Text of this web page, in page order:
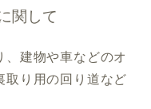
関して
、建物や車などのオ
取り用の回り道など